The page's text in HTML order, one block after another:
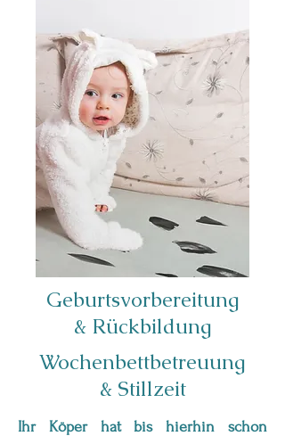
Geburtsvorbereitung
& Rückbildung
Wochenbettbetreuung
& Stillzeit
Ihr Köper hat bis hierhin schon